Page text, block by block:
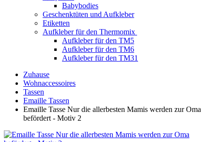
Babybodies
Geschenktüten und Aufkleber
Etiketten
Aufkleber für den Thermomix
Aufkleber für den TM5
Aufkleber für den TM6
Aufkleber für den TM31
Zuhause
Wohnaccessoires
Tassen
Emaille Tassen
Emaille Tasse Nur die allerbesten Mamis werden zur Oma
befördert - Motiv 2